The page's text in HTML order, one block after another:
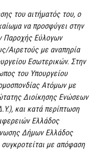
του αιτήματός του, ο
να προσφύγει στην
Παροχής Εύλογων
Αιρετούς με αναπηρία
Εσωτερικών. Στην
του Υπουργείου
Ατόμων με
Διοίκησης Ενώσεων
και κατά περίπτωση
Ελλάδος
Δήμων Ελλάδος
με απόφαση